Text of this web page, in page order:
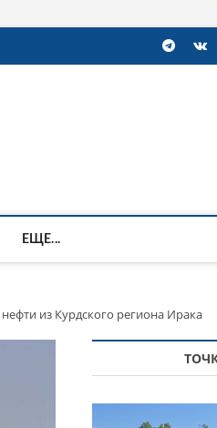
ЕЩЕ...
из Курдского региона Ирака